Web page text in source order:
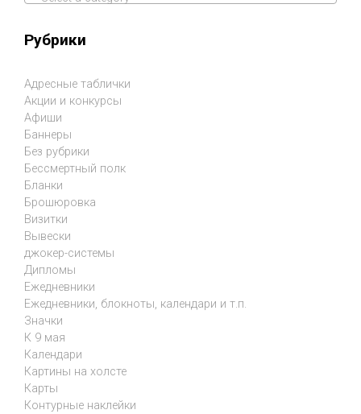
Рубрики
Адресные таблички
Акции и конкурсы
Афиши
Баннеры
Без рубрики
Бессмертный полк
Бланки
Брошюровка
Визитки
Вывески
джокер-системы
Дипломы
Ежедневники
Ежедневники, блокноты, календари и т.п.
Значки
К 9 мая
Календари
Картины на холсте
Карты
Контурные наклейки